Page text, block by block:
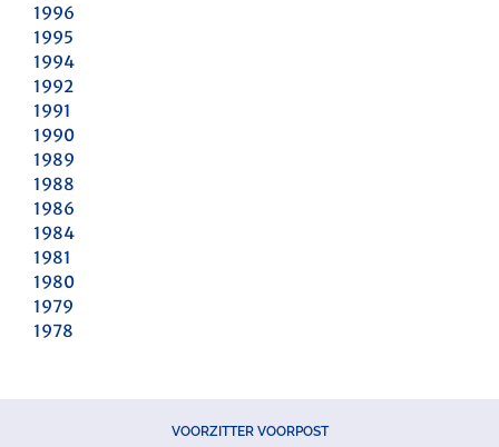
1996
1995
1994
1992
1991
1990
1989
1988
1986
1984
1981
1980
1979
1978
VOORZITTER VOORPOST